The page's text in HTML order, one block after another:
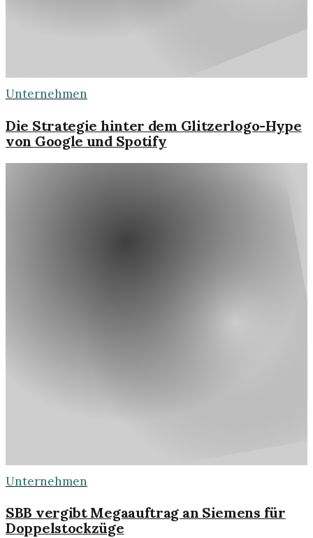
Unternehmen
Die Strategie hinter dem Glitzerlogo-Hype
von Google und Spotify
Unternehmen
SBB vergibt Megaauftrag an Siemens für
Doppelstockzüge